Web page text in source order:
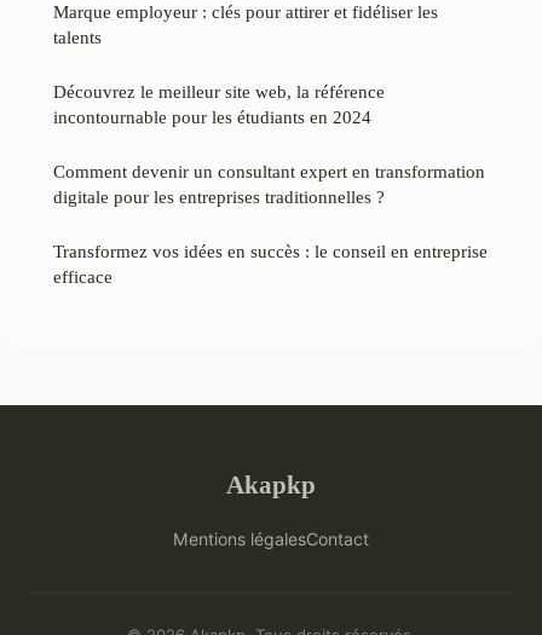
Marque employeur : clés pour attirer et fidéliser les
talents
Découvrez le meilleur site web, la référence
incontournable pour les étudiants en 2024
Comment devenir un consultant expert en transformation
digitale pour les entreprises traditionnelles ?
Transformez vos idées en succès : le conseil en entreprise
efficace
Akapkp
Mentions légalesContact